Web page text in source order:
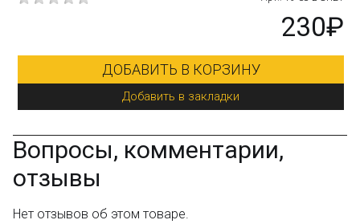
230₽
ДОБАВИТЬ В КОРЗИНУ
Добавить в закладки
Вопросы, комментарии,
отзывы
Нет отзывов об этом товаре.